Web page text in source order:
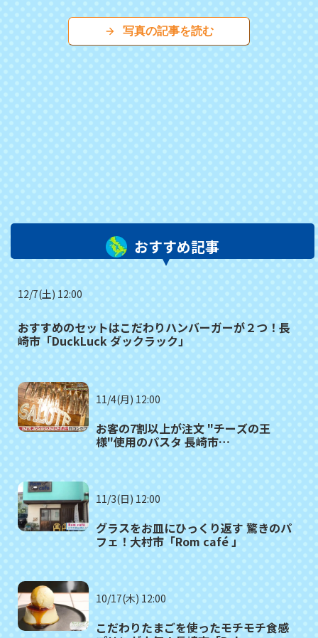
写真の記事を読む
おすすめ記事
12/7(土) 12:00
おすすめのセットはこだわりハンバーガーが２つ！長
崎市「DuckLuck ダックラック」
11/4(月) 12:00
お客の7割以上が注文 "チーズの王
様"使用のパスタ 長崎市
11/3(日) 12:00
グラスをお皿にひっくり返す 驚きのパ
フェ！大村市「Rom café 」
10/17(木) 12:00
こだわりたまごを使ったモチモチ食感